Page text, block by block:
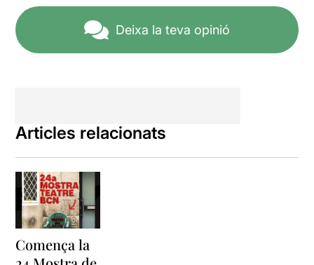
Deixa la teva opinió
Articles relacionats
Comença la